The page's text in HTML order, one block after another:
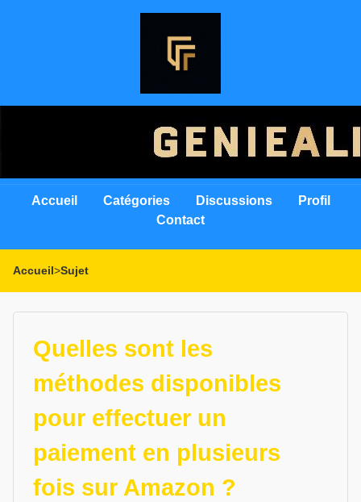
Accueil Catégories Discussions
Profil
Contact
Accueil>Sujet
Quelles sont les
méthodes disponibles
pour effectuer un
paiement en plusieurs
fois sur Amazon ?